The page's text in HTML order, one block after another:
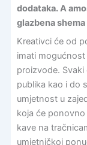
dodataka. A
glazbena shema
Kreativci će od
imati
proizvode.
publika kao i do
umjetnost u
koja će
kave na
umjetničkoj